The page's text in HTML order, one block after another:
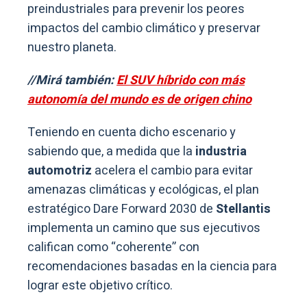
preindustriales para prevenir los peores
impactos del cambio climático y preservar
nuestro planeta.
//Mirá también:El SUV híbrido con más
autonomía del mundo es de origen chino
Teniendo en cuenta dicho escenario y
sabiendo que, a medida que la industria
automotriz acelera el cambio para evitar
amenazas climáticas y ecológicas, el plan
estratégico Dare Forward 2030 de Stellantis
implementa un camino que sus ejecutivos
califican como “coherente” con
recomendaciones basadas en la ciencia para
lograr este objetivo crítico.